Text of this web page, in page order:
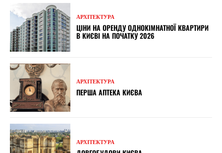
АРХІТЕКТУРА
ЦІНИ НА ОРЕНДУ ОДНОКІМНАТНОЇ КВАРТИРИ
В КИЄВІ НА ПОЧАТКУ 2026
АРХІТЕКТУРА
ПЕРША АПТЕКА КИЄВА
АРХІТЕКТУРА